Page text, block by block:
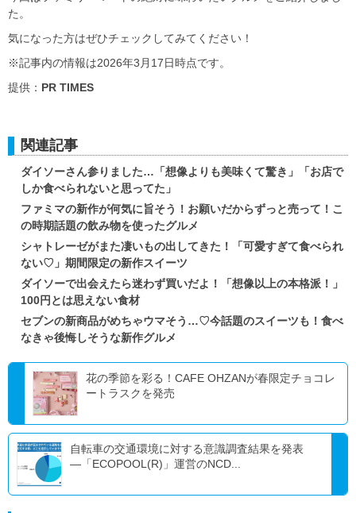
た。
気になった方はぜひチェックしてみてください！
※記事内の情報は2026年3月17日時点です。
提供： PR TIMES
関連記事
ダイソーさん参りました…「想像よりも美味くて驚き」「お店で
しか食べられないと思ってた」
ファミマの新作が何気に旨そう！お願いだからずっと売って！こ
の時期話題の飲み物を使ったグルメ
シャトレーゼがまた凄いもの出してきた！「可愛すぎて食べられ
ない♡」期間限定の新作スイーツ
ダイソーで出会えたら迷わず買いだよ！「想像以上の本格派！」
100円とは思えない食材
セブンの新商品がめちゃウマそう…♡今話題のスイーツも！食べ
なきゃ後悔しそうな新作グルメ
花の季節を彩る！CAFE OHZANが春限定チョコレ
ートラスクを発売
自転車の交通環境に対する意識調査結果を発表
―「ECOPOOL(R)」運営のNCD...